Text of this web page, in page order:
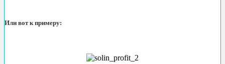
Или вот к примеру: